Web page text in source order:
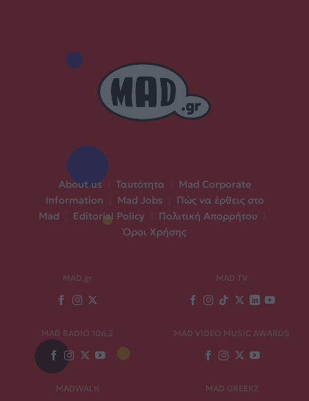
About us Ταυτότητα
Mad Corporate
Information
Mad Jobs
Πώς να έρθεις στο
Mad
Editorial Policy Πολιτική Απορρήτου
Όροι Χρήσης
MAD.gr MAD TV
MAD RADIO 106,2 MAD VIDEO MUSIC AWARDS
MADWALK MAD GREEKZ